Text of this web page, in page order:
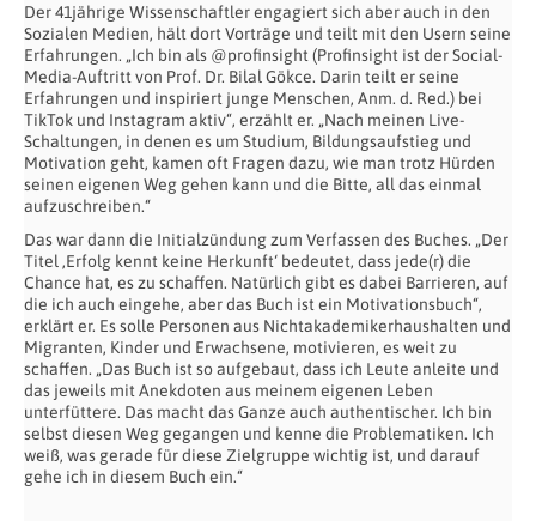
Der 41jährige Wissenschaftler engagiert sich aber auch in den
Sozialen Medien, hält dort Vorträge und teilt mit den Usern seine
Erfahrungen. „Ich bin als @profinsight (Profinsight ist der Social-
Media-Auftritt von Prof. Dr. Bilal Gökce. Darin teilt er seine
Erfahrungen und inspiriert junge Menschen, Anm. d. Red.) bei
TikTok und Instagram aktiv“, erzählt er. „Nach meinen Live-
Schaltungen, in denen es um Studium, Bildungsaufstieg und
Motivation geht, kamen oft Fragen dazu, wie man trotz Hürden
seinen eigenen Weg gehen kann und die Bitte, all das einmal
aufzuschreiben.“
Das war dann die Initialzündung zum Verfassen des Buches. „Der
Titel ‚Erfolg kennt keine Herkunft‘ bedeutet, dass jede(r) die
Chance hat, es zu schaffen. Natürlich gibt es dabei Barrieren, auf
die ich auch eingehe, aber das Buch ist ein Motivationsbuch“,
erklärt er. Es solle Personen aus Nichtakademikerhaushalten und
Migranten, Kinder und Erwachsene, motivieren, es weit zu
schaffen. „Das Buch ist so aufgebaut, dass ich Leute anleite und
das jeweils mit Anekdoten aus meinem eigenen Leben
unterfüttere. Das macht das Ganze auch authentischer. Ich bin
selbst diesen Weg gegangen und kenne die Problematiken. Ich
weiß, was gerade für diese Zielgruppe wichtig ist, und darauf
gehe ich in diesem Buch ein.“